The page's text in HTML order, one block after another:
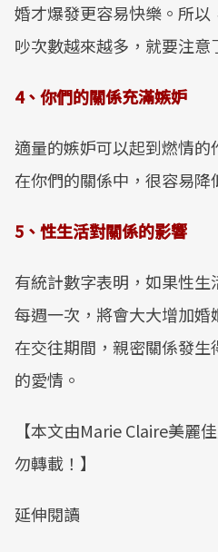
婚才爆發更容易快樂。所
吵次數越來越多，就要注意
4、你們的關係充滿嫉妒
適量的嫉妒可以起到燃情
在你們的關係中，很容易降
5、性生活對關係的影響
有統計數字表明，如果性
每週一次，將會大大增加婚
在交往期間，親密關係發
的愛情。
【本文由Marie Claire美麗
勿轉載！】
延伸閱讀